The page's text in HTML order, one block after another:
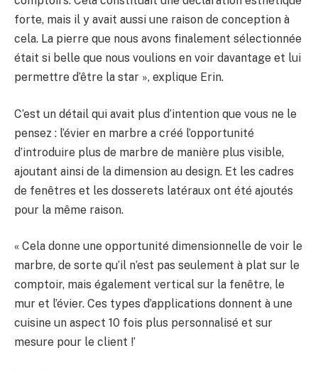
forte, mais il y avait aussi une raison de conception à
cela. La pierre que nous avons finalement sélectionnée
était si belle que nous voulions en voir davantage et lui
permettre d’être la star », explique Erin.
C’est un détail qui avait plus d’intention que vous ne le
pensez : l’évier en marbre a créé l’opportunité
d’introduire plus de marbre de manière plus visible,
ajoutant ainsi de la dimension au design. Et les cadres
de fenêtres et les dosserets latéraux ont été ajoutés
pour la même raison.
« Cela donne une opportunité dimensionnelle de voir le
marbre, de sorte qu’il n’est pas seulement à plat sur le
comptoir, mais également vertical sur la fenêtre, le
mur et l’évier. Ces types d’applications donnent à une
cuisine un aspect 10 fois plus personnalisé et sur
mesure pour le client !’